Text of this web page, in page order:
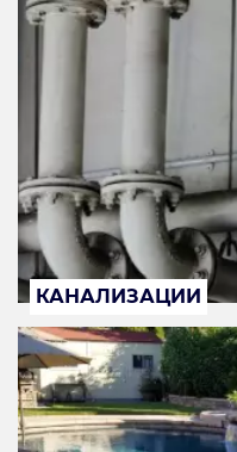
КАНАЛИЗАЦИИ